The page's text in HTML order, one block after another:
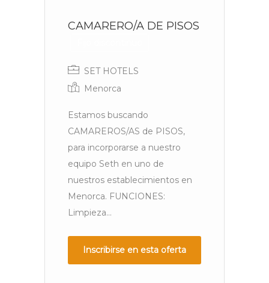
CAMARERO/A DE PISOS
SET HOTELS
Menorca
Estamos buscando
CAMAREROS/AS de PISOS,
para incorporarse a nuestro
equipo Seth en uno de
nuestros establecimientos en
Menorca. FUNCIONES:
Limpieza...
Inscribirse en esta oferta